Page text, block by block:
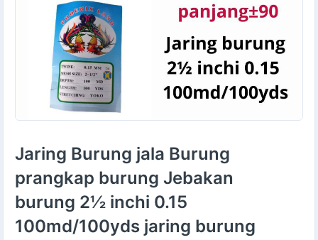
Jaring Burung jala Burung
prangkap burung Jebakan
burung 2½ inchi 0.15
100md/100yds jaring burung